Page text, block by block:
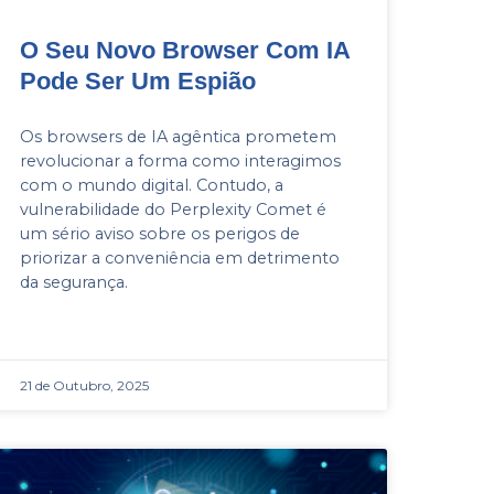
O Seu Novo Browser Com IA
Pode Ser Um Espião
Os browsers de IA agêntica prometem
revolucionar a forma como interagimos
com o mundo digital. Contudo, a
vulnerabilidade do Perplexity Comet é
um sério aviso sobre os perigos de
priorizar a conveniência em detrimento
da segurança.
21 de Outubro, 2025